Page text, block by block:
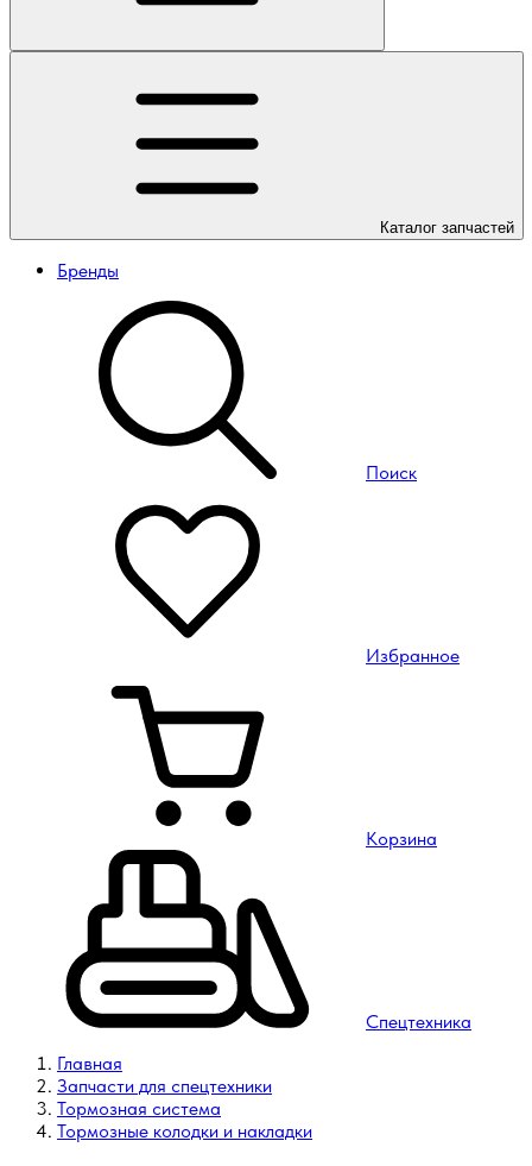
Каталог запчастей
Бренды
Поиск
Избранное
Корзина
Спецтехника
Главная
Запчасти для спецтехники
Тормозная система
Тормозные колодки и накладки